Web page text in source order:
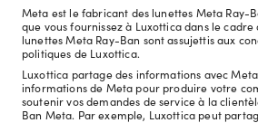
Meta est le fabricant des lunettes Meta Ray-
que vous fournissez à Luxottica dans le
lunettes Meta Ray-Ban sont assujettis aux
politiques de Luxottica.
Luxottica partage des informations avec
informations de Meta pour produire votre
soutenir vos demandes de service à la
Ban Meta. Par exemple, Luxottica peut